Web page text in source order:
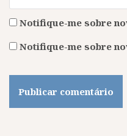
Notifique-me sobre
Notifique-me sobre